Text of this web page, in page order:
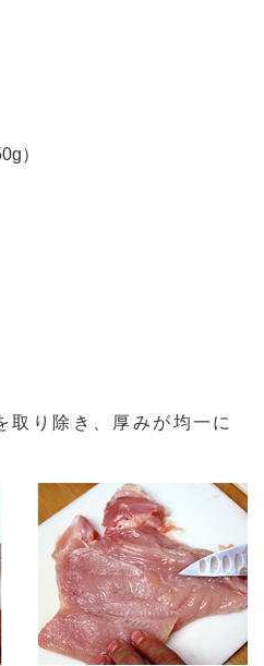
）
取り除き、厚みが均一に